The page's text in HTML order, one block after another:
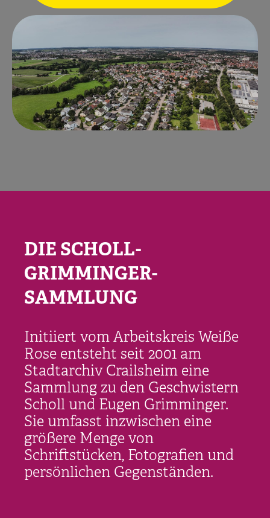
DIE SCHOLL-
GRIMMINGER-
SAMMLUNG
Initiiert vom Arbeitskreis Weiße
Rose entsteht seit 2001 am
Stadtarchiv Crailsheim eine
Sammlung zu den Geschwistern
Scholl und Eugen Grimminger.
Sie umfasst inzwischen eine
größere Menge von
Schriftstücken, Fotografien und
persönlichen Gegenständen.